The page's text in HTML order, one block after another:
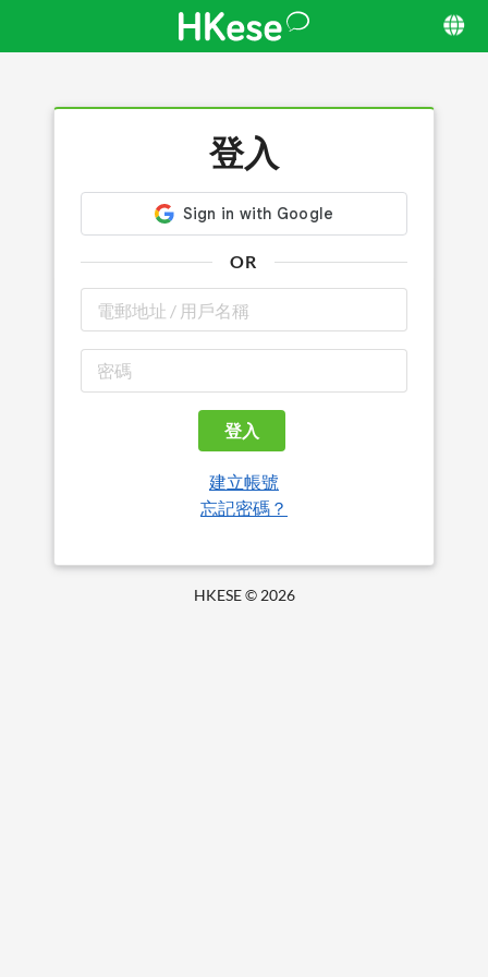
登入
OR
登入
建立帳號
忘記密碼？
HKESE © 2026